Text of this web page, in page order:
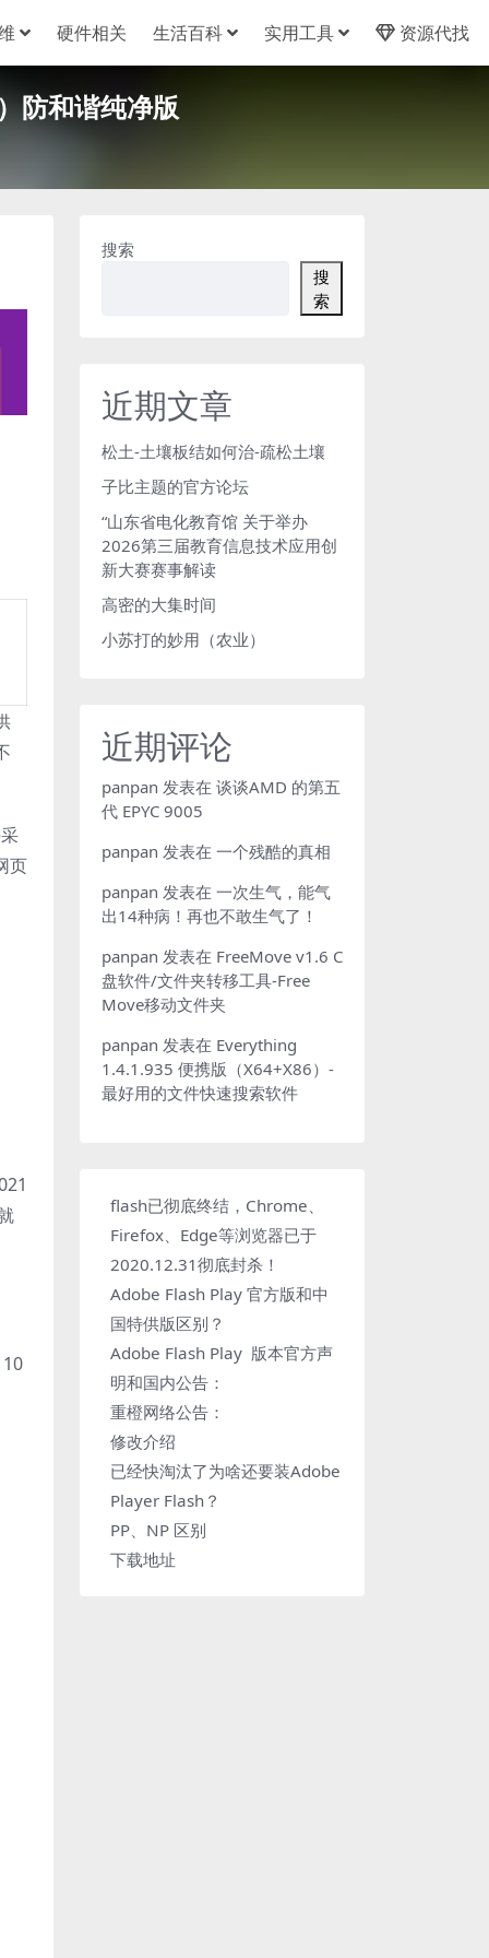
硬件相关 生活百科 实用工具 资源代找
防和谐纯净版
页
搜索
搜
索
近期文章
松土-土壤板结如何治-疏松土壤
子比主题的官方论坛
“山东省电化教育馆 关于举办
2026第三届教育信息技术应用创
新大赛赛事解读
高密的大集时间
小苏打的妙用（农业）
近期评论
panpan 发表在 谈谈AMD 的第五
代 EPYC 9005
panpan 发表在 一个残酷的真相
panpan 发表在 一次生气，能气
出14种病！再也不敢生气了！
panpan 发表在 FreeMove v1.6 C
盘软件/文件夹转移工具-Free
Move移动文件夹
panpan 发表在 Everything
1.4.1.935 便携版（X64+X86）-
最好用的文件快速搜索软件
flash已彻底终结，Chrome、
Firefox、Edge等浏览器已于
2020.12.31彻底封杀！
Adobe Flash Play 官方版和中
国特供版区别？
Adobe Flash Play 版本官方声
明和国内公告：
重橙网络公告：
修改介绍
已经快淘汰了为啥还要装Adobe
Player Flash？
PP、NP 区别
下载地址